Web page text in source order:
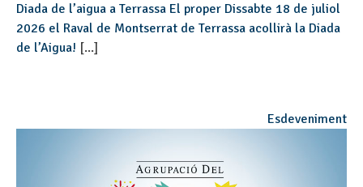
Diada de l’aigua a Terrassa El proper Dissabte 18 de juliol
2026 el Raval de Montserrat de Terrassa acollirà la Diada
de l’Aigua! [...]
Esdeveniment